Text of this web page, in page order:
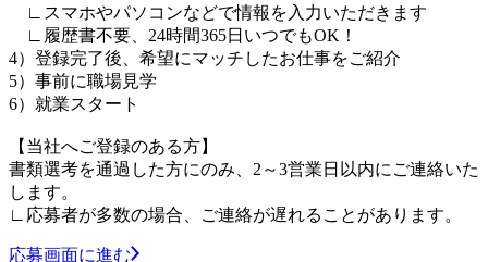
∟スマホやパソコンなどで情報を入力いただきます
∟履歴書不要、24時間365日いつでもOK！
4）登録完了後、希望にマッチしたお仕事をご紹介
5）事前に職場見学
6）就業スタート
【当社へご登録のある方】
書類選考を通過した方にのみ、2～3営業日以内にご連絡いた
します。
∟応募者が多数の場合、ご連絡が遅れることがあります。
応募画面に進む